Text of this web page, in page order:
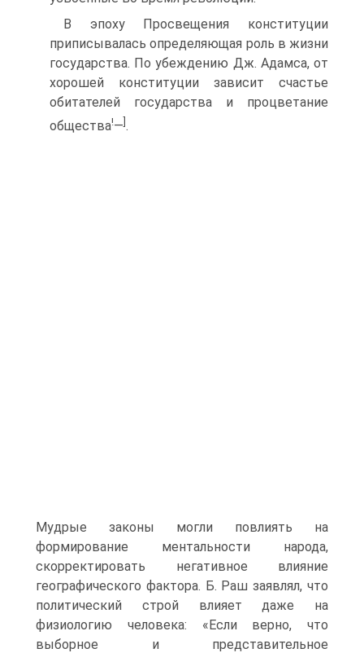
В эпоху Просвещения конституции
приписывалась определяющая роль в жизни
государства. По убеждению Дж. Адамса, от
хорошей конституции зависит счастье
обитателей государства и процветание
общества!—.
Мудрые законы могли повлиять на
формирование ментальности народа,
скорректировать негативное влияние
географического фактора. Б. Раш заявлял, что
политический строй влияет даже на
физиологию человека: «Если верно, что
выборное и представительное